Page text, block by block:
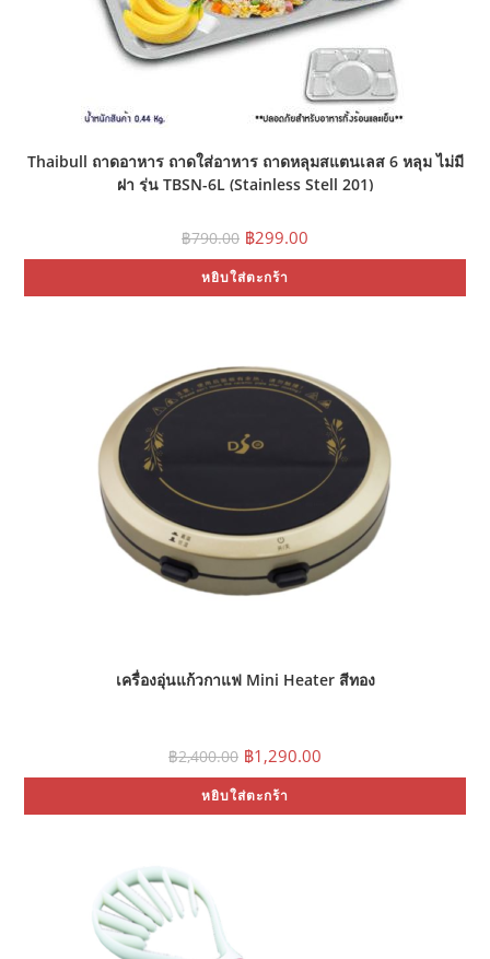
Thaibull ถาดอาหาร ถาดใส่อาหาร ถาดหลุมสแตนเลส 6 หลุม ไม่มี
ฝา รุ่น TBSN-6L (Stainless Stell 201)
฿790.00 Original
price
was:
฿790.00.
฿299.00
is:
หยิบใส่ตะกร้า
เครื่องอุ่นแก้วกาแฟ Mini Heater สีทอง
฿2,400.00 Original
price
was:
฿2,400.00.
฿1,290.00
is:
หยิบใส่ตะกร้า